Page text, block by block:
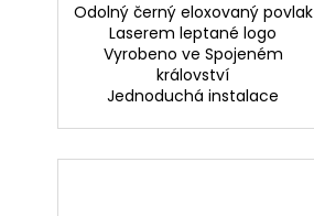
Odolný černý eloxovaný povlak
Laserem leptané logo
Vyrobeno ve Spojeném
království
Jednoduchá instalace